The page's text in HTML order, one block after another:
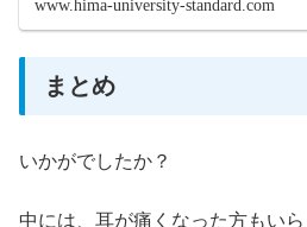
www.hima-university-standard.com
まとめ
いかがでしたか？
中には、耳が痛くなった方もい